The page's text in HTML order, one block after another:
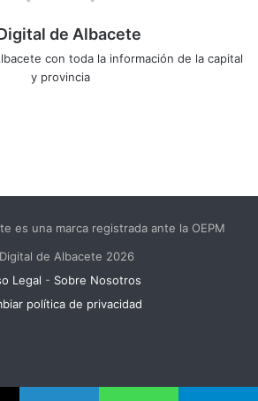
de Albacete
con toda la información de la capital
y provincia
es una marca registrada ante la OEPM
de Albacete 2026
Legal - Sobre Nosotros
política de privacidad